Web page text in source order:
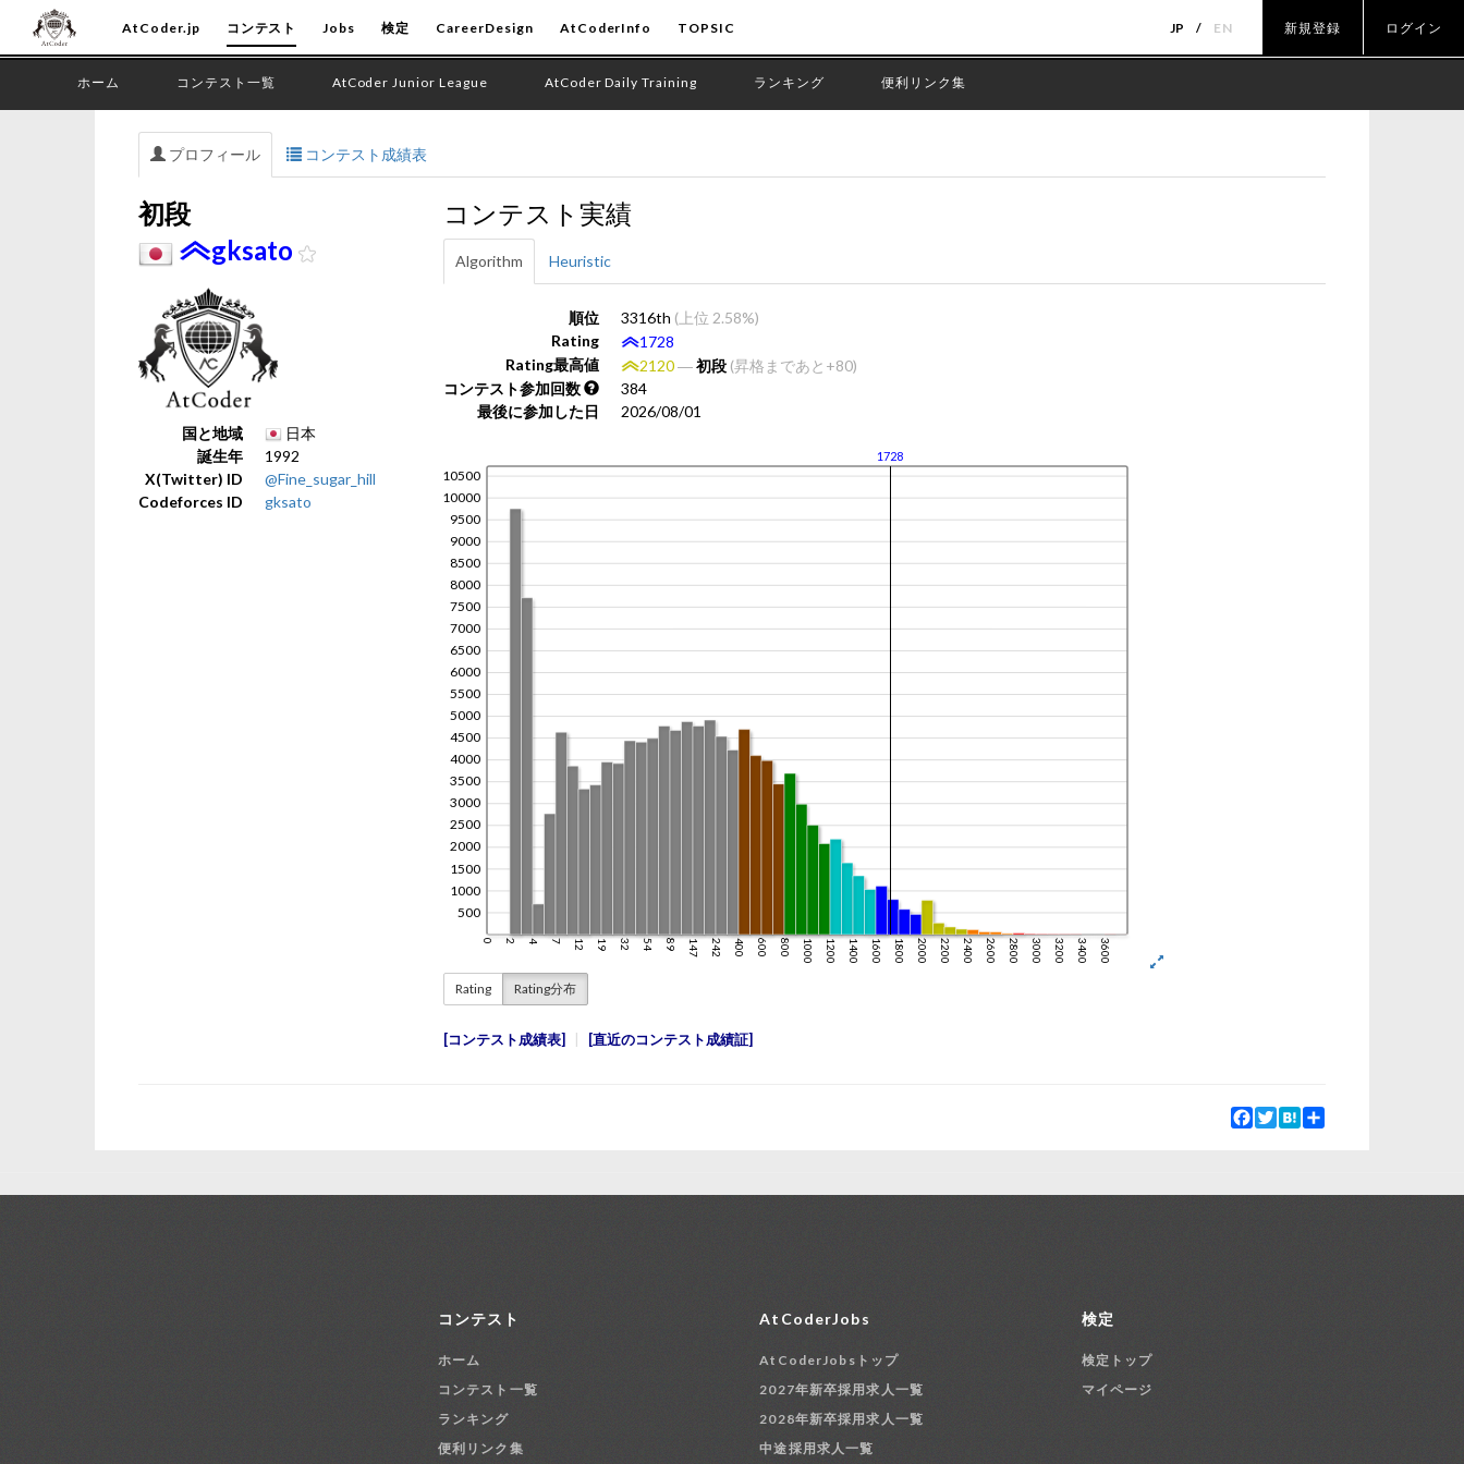
AtCoder.jp コンテスト Jobs 検定 CareerDesign AtCoderInfo TOPSIC JP EN 新規登録 ログイン
ホーム コンテスト一覧 AtCoder Junior League AtCoder Daily Training ランキング 便利リンク集
プロフィール コンテスト成績表
初段
gksato
国と地域
日本
誕生年
1992
X(Twitter) ID
@Fine_sugar_hill
Codeforces ID
gksato
コンテスト実績
Algorithm Heuristic
順位 3316th (上位 2.58%)
Rating
1728
Rating最高値
2120―初段 (昇格まであと+80)
コンテスト参加回数
384
最後に参加した日
2026/08/01
Rating Rating分布
コンテスト成績表 直近のコンテスト成績証
Facebook
TwitterHatena
コンテスト
ホーム
コンテスト一覧
ランキング
便利リンク集
AtCoderJobs
AtCoderJobsトップ
2027年新卒採用求人一覧
2028年新卒採用求人一覧
中途採用求人一覧
検定
検定トップ
マイページ